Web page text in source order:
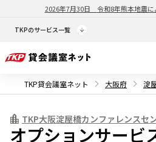
2026年7月30日 令和8年熊本地震
TKPのサービス一覧
TKP貸会議室ネット
大阪府 淀
TKP大阪淀屋橋カンファレンスセ
オプションサービ